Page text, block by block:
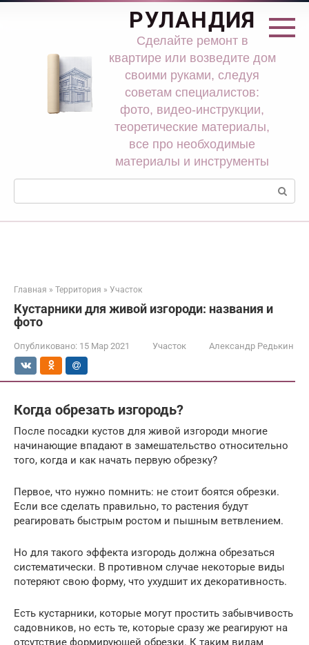
Перейти
РУЛАНДИЯ
Сделайте ремонт в
квартире или возведите дом
своими руками, следуя
советам специалистов:
фото, видео-инструкции,
теоретические материалы,
все про необходимые
материалы и инструменты
Поиск:
Главная » Территория » Участок
Кустарники для живой изгороди: названия и
фото
Опубликовано: 15 Мар 2021 Участок Александр Редькин
Когда обрезать изгородь?
После посадки кустов для живой изгороди многие
начинающие впадают в замешательство относительно
того, когда и как начать первую обрезку?
Первое, что нужно помнить: не стоит боятся обрезки.
Если все сделать правильно, то растения будут
реагировать быстрым ростом и пышным ветвлением.
Но для такого эффекта изгородь должна обрезаться
систематически. В противном случае некоторые виды
потеряют свою форму, что ухудшит их декоративность.
Есть кустарники, которые могут простить забывчивость
садовников, но есть те, которые сразу же реагируют на
отсутствие формирующей обрезки. К таким видам